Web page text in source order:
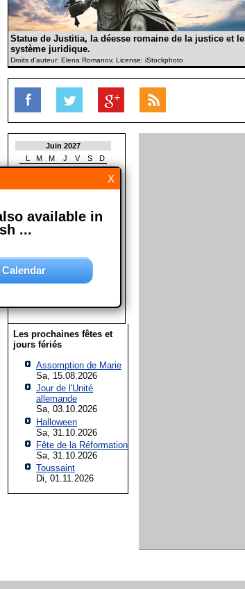
Statue de Justitia, la déesse romaine de la justice et le
système juridique.
Droits d'auteur: Elena Romanov, License: iStockphoto
Juin 2027
L
M M J V S
D
1
2 3 4 5
6
14 15 16 17 18 19 20
28 29 30
1
2 3
5
6
17
Les prochaines fêtes et
jours fériés
Assomption de Marie
Sa, 15.08.2026
Jour de l'Unité
allemande
Sa, 03.10.2026
Halloween
Sa, 31.10.2026
Fête de la Réformation
Sa, 31.10.2026
Toussaint
Di, 01.11.2026
X
available in
...